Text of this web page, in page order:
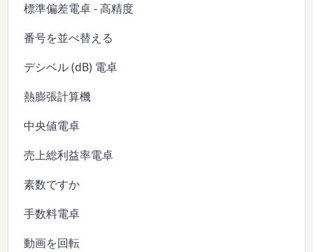
標準偏差電卓 - 高精度
番号を並べ替える
デシベル (dB) 電卓
熱膨張計算機
中央値電卓
売上総利益率電卓
素数ですか
手数料電卓
動画を回転